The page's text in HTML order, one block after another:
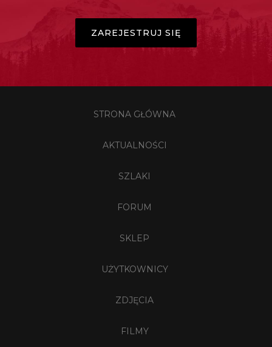
ZAREJESTRUJ SIĘ
STRONA GŁÓWNA
AKTUALNOŚCI
SZLAKI
FORUM
SKLEP
UŻYTKOWNICY
ZDJĘCIA
FILMY